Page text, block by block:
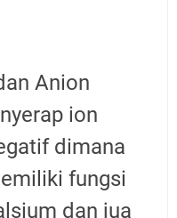
Anion
ion
dimana
fungsi
dan jua